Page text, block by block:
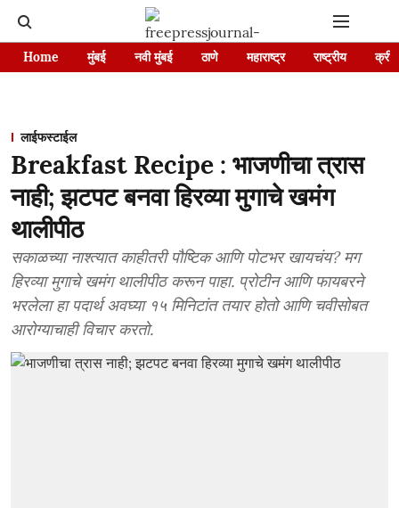
Home मुंबई नवी मुंबई ठाणे महाराष्ट्र राष्ट्रीय
लाईफस्टाईल
Breakfast Recipe : भाजणीचा त्रास
नाही; झटपट बनवा हिरव्या मुगाचे खमंग
थालीपीठ
सकाळच्या नाश्त्यात काहीतरी पौष्टिक आणि पोटभर खायचंय? मग
हिरव्या मुगाचे खमंग थालीपीठ करून पाहा. प्रोटीन आणि फायबरने
भरलेला हा पदार्थ अवघ्या १५ मिनिटांत तयार होतो आणि चवीसोबत
आरोग्याचाही विचार करतो.